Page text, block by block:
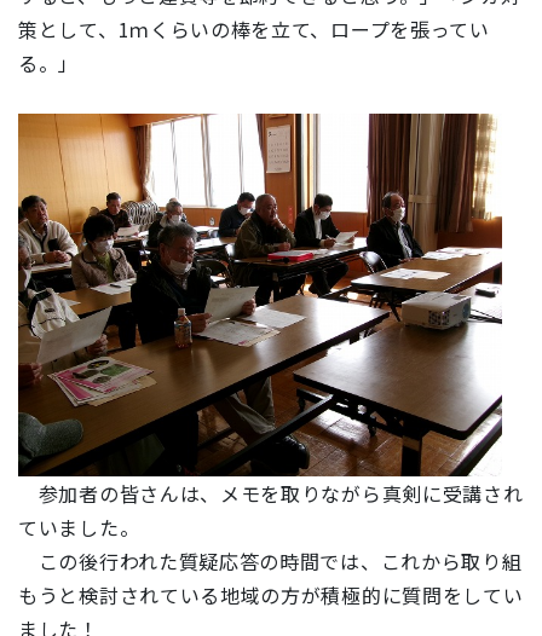
策として、1ｍくらいの棒を立て、ロープを張ってい
る。」
参加者の皆さんは、メモを取りながら真剣に受講され
ていました。
この後行われた質疑応答の時間では、これから取り組
もうと検討されている地域の方が積極的に質問をしてい
ました！